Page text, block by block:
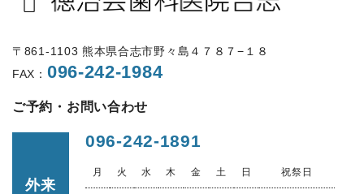
〒861-1103 熊本県合志市野々島４７８７−１８
FAX： 096-242-1984
ご予約・お問い合わせ
外来
096-242-1891
月 火 水 木 金 土 日 祝祭日